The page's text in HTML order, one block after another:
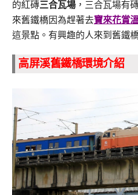
的紅磚三合瓦場 ，三合瓦場有
來舊鐵橋因為趕著去寶來花賞
這景點。有興趣的人來到舊鐵
高屏溪舊鐵橋環境介紹